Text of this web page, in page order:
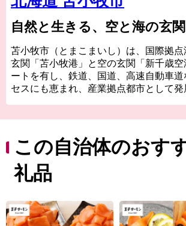
自然と生きる、空と海の玄関
苫小牧市（とまこまいし）は、国際拠
玄関「苫小牧港」と空の玄関「新千歳
ートを有し、鉄道、国道、高速自動車
セスにも恵まれ、産業拠点都市として発
る渡り鳥の中継地「ウトナイ湖」や溶岩
界的にも珍しい三重式火山の「樽前山」
自然に囲まれたまちです。
この自治体のおす
礼品